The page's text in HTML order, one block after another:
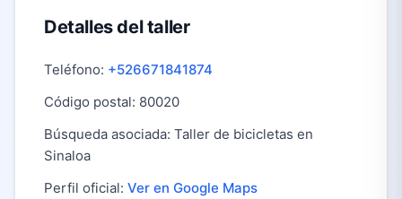
Detalles del taller
Teléfono: +526671841874
Código postal: 80020
Búsqueda asociada: Taller de bicicletas en
Sinaloa
Perfil oficial: Ver en Google Maps